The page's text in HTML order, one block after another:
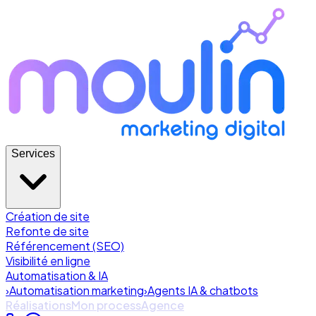
Services
Création de site
Refonte de site
Référencement (SEO)
Visibilité en ligne
Automatisation & IA
›Automatisation marketing›Agents IA & chatbots
RéalisationsMon processAgence